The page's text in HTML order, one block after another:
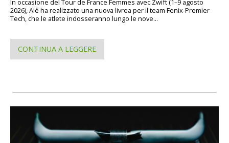
2026), Alé ha realizzato una nuova livrea per il team Fenix-Premier
Tech, che le atlete indosseranno lungo le nove...
CONTINUA A LEGGERE